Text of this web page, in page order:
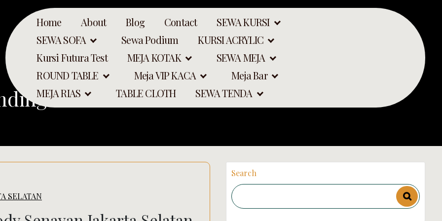
Home About Blog Contact
SEWA KURSI
SEWA SOFA
Sewa Podium
KURSI ACRYLIC
Kursi Futura Test
MEJA KOTAK
SEWA MEJA
ROUND TABLE
Meja VIP KACA
Meja Bar
MEJA RIAS
TABLE CLOTH SEWA TENDA
Miror
SELATAN
Search